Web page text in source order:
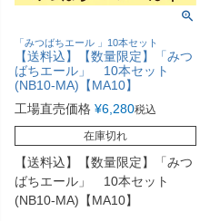
「みつばちエール 」10本セット
【送料込】【数量限定】「みつ
ばちエール」 10本セット
(NB10-MA)【MA10】
工場直売価格 ¥6,280税込
在庫切れ
【送料込】【数量限定】「みつ
ばちエール」 10本セット
(NB10-MA)【MA10】